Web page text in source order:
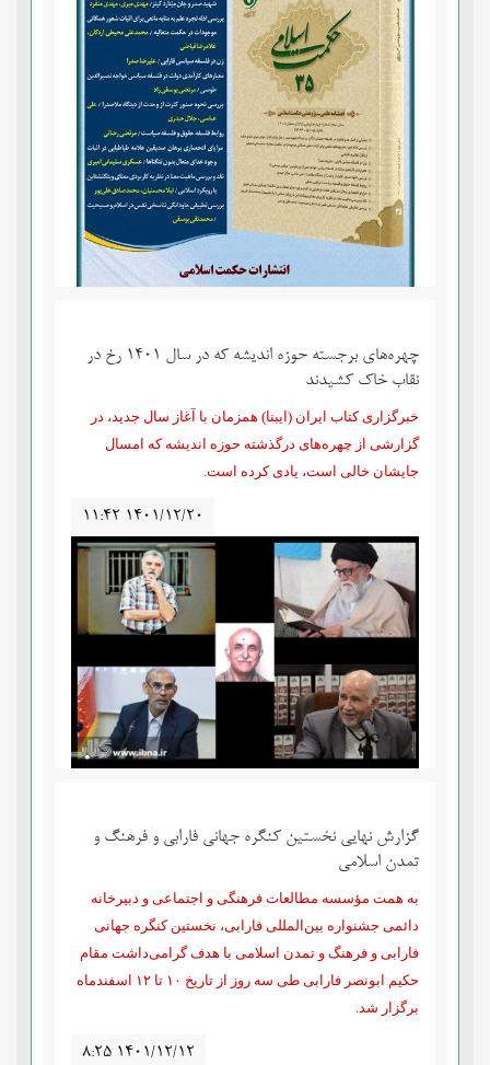
چهره‌های برجسته حوزه اندیشه که در سال 1401 رخ در
نقاب خاک کشیدند
خبرگزاری کتاب ایران (ایبنا) همزمان با آغاز سال جدید، در
گزارشی از چهره‌های درگذشته حوزه اندیشه که امسال
جایشان خالی است، یادی کرده است.
۱۱:۴۲ ۱۴۰۱/۱۲/۲۰
گزارش نهایی نخستین کنگره جهانی فارابی و فرهنگ و
تمدن اسلامی
به همت مؤسسه مطالعات فرهنگی و اجتماعی و دبیرخانه
دائمی جشنواره بین‌المللی فارابی، نخستین کنگره جهانی
فارابی و فرهنگ و تمدن اسلامی با هدف گرامی‌داشت مقام
حکیم ابونصر فارابی طی سه روز از تاریخ ۱۰ تا ۱۲ اسفندماه
برگزار شد.
۸:۲۵ ۱۴۰۱/۱۲/۱۲